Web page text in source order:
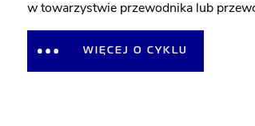
w towarzystwie przewodnika lub
WIĘCEJ O CYKLU